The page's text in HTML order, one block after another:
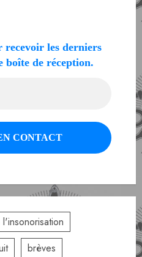
recevoir les derniers
boîte de réception.
brèves